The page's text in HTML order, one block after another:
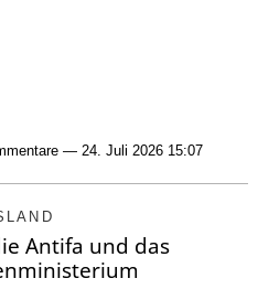
— 24. Juli 2026 15:07
Antifa und das